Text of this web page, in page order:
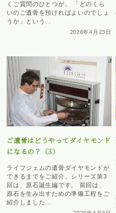
くご質問のひとつが、 「どのくら
いのご遺骨を預ければよいのでしょ
うか」という...
2026年4月23日
ご遺骨はどうやってダイヤモンド
になるの？（3）
ライフジェムの遺骨ダイヤモンドが
できるまでをご紹介。シリーズ第3
回は、原石誕生編です。 前回は、
原石を生み出すための準備工程をご
紹介しました...